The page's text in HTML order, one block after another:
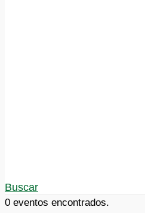
Buscar
0 eventos encontrados.